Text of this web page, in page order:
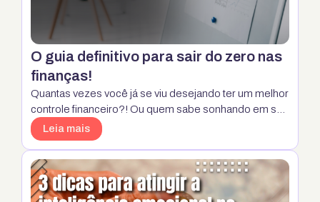
O guia definitivo para sair do zero nas
finanças!
Quantas vezes você já se viu desejando ter um melhor
controle financeiro?! Ou quem sabe sonhando em sair
do zero e alcançar a tão sonhada estabilidade
financeira? A boa notícia é que isso é possível! Com
disciplina, você pode começar a construir uma base
sólida para suas finanças. Descubra, …
Continua
Leia mais